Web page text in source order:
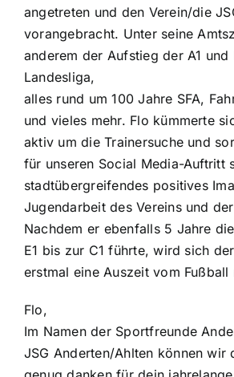
angetreten und den Verein/die
vorangebracht. Unter seine
anderem der Aufstieg der A1 und
Landesliga,
alles rund um 100 Jahre SFA,
und vieles mehr. Flo kümmerte
aktiv um die Trainersuche und
für unseren Social Media-Auftritt
stadtübergreifendes positives
Jugendarbeit des Vereins und
Nachdem er ebenfalls 5 Jahre
E1 bis zur C1 führte, wird sich
erstmal eine Auszeit vom Fußball
Flo,
Im Namen der Sportfreunde
JSG Anderten/Ahlten können wir